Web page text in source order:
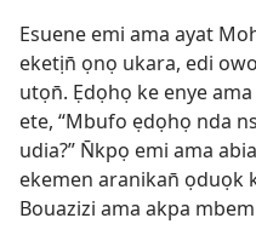
Esuene emi ama ayat
eketịn̄ ọnọ ukara, edi
utọn̄. Ẹdọhọ ke enye
ete, “Mbufo ẹdọhọ nda
udia?” N̄kpọ emi ama
ekemen aranikan̄ ọduọk
Bouazizi ama akpa